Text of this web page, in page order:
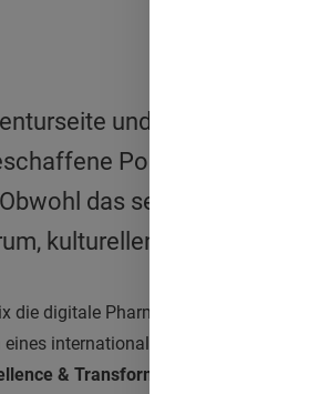
und ist vor Kurzem
Position des
das sehr nach
kulturellen Wandel zu
die digitale Pharmakommunikation –
internationalen Bio-
& Transformation